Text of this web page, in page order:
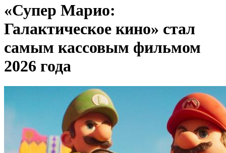
«Супер Марио:
Галактическое кино» стал
самым кассовым фильмом
2026 года